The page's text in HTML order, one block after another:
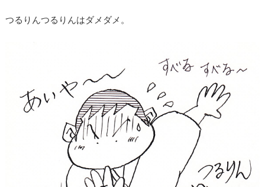
つるりんつるりんはダメダメ。